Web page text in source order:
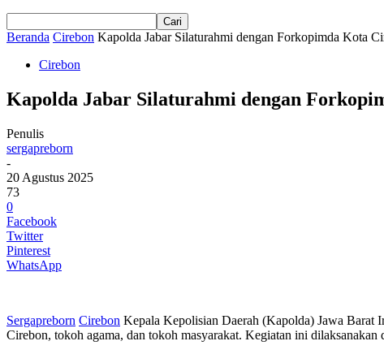
Beranda Cirebon Kapolda Jabar Silaturahmi dengan Forkopimda Kota
Cirebon
Kapolda Jabar Silaturahmi dengan
Penulis
sergapreborn
-
20 Agustus 2025
73
0
Facebook
Twitter
Pinterest
WhatsApp
Sergapreborn Cirebon Kepala Kepolisian Daerah (Kapolda) Jawa Barat
Cirebon, tokoh agama, dan tokoh masyarakat. Kegiatan ini